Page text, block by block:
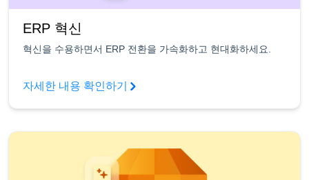
ERP 혁신
혁신을 수용하면서 ERP 전환을 가속화하고 현대화하세요.
자세한 내용 확인하기